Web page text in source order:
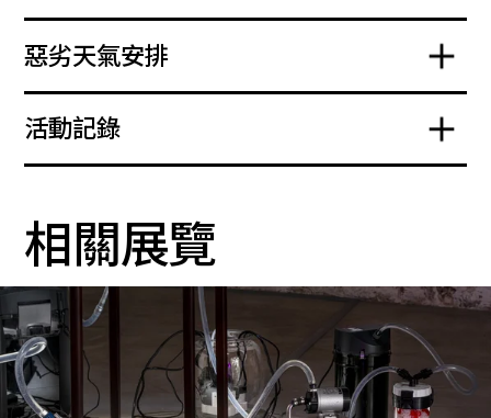
惡劣天氣安排
活動記錄
相關展覽